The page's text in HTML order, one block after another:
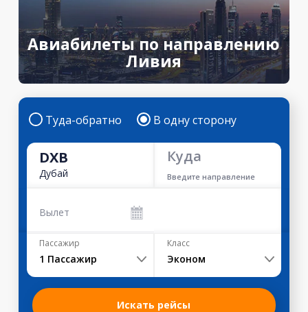
Авиабилеты по направлению
Ливия
Туда-обратно В одну сторону
DXB
Дубай
Куда
Введите направление
Вылет
Пассажир
1 Пассажир
Класс
Эконом
Искать рейсы